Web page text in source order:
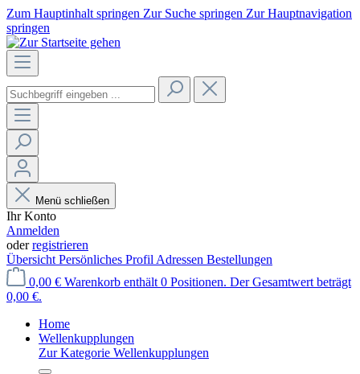
Zum Hauptinhalt springen Zur Suche springen Zur Hauptnavigation
springen
Menü schließen
Ihr Konto
Anmelden
oderregistrieren
Übersicht Persönliches Profil Adressen Bestellungen
0,00 € Warenkorb enthält 0 Positionen. Der Gesamtwert beträgt
0,00 €.
Home
Wellenkupplungen
Zur Kategorie Wellenkupplungen